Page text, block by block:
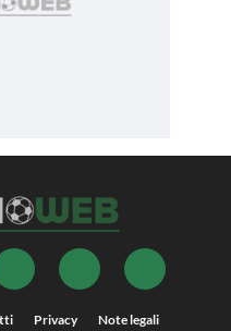
Privacy Note legali